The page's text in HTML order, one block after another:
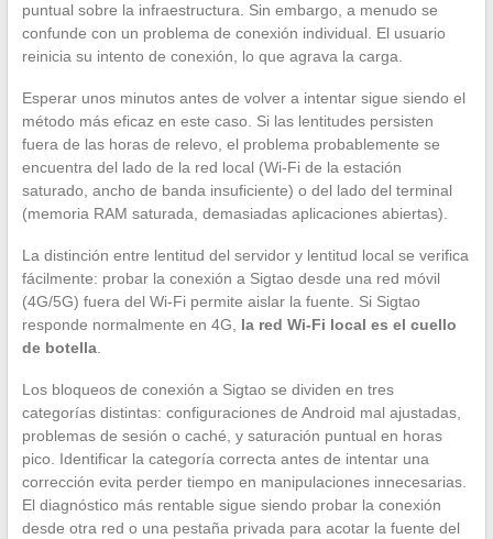
puntual sobre la infraestructura. Sin embargo, a menudo se
confunde con un problema de conexión individual. El usuario
reinicia su intento de conexión, lo que agrava la carga.
Esperar unos minutos antes de volver a intentar sigue siendo el
método más eficaz en este caso. Si las lentitudes persisten
fuera de las horas de relevo, el problema probablemente se
encuentra del lado de la red local (Wi-Fi de la estación
saturado, ancho de banda insuficiente) o del lado del terminal
(memoria RAM saturada, demasiadas aplicaciones abiertas).
La distinción entre lentitud del servidor y lentitud local se verifica
fácilmente: probar la conexión a Sigtao desde una red móvil
(4G/5G) fuera del Wi-Fi permite aislar la fuente. Si Sigtao
responde normalmente en 4G, la red Wi-Fi local es el cuello
de botella.
Los bloqueos de conexión a Sigtao se dividen en tres
categorías distintas: configuraciones de Android mal ajustadas,
problemas de sesión o caché, y saturación puntual en horas
pico. Identificar la categoría correcta antes de intentar una
corrección evita perder tiempo en manipulaciones innecesarias.
El diagnóstico más rentable sigue siendo probar la conexión
desde otra red o una pestaña privada para acotar la fuente del